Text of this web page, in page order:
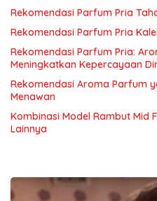
Rekomendasi Parfum Pria
Rekomendasi Parfum Pria
Rekomendasi Parfum Pria:
Meningkatkan Kepercayaan
Rekomendasi Aroma Parfum
Menawan
Kombinasi Model Rambut Mid
Lainnya